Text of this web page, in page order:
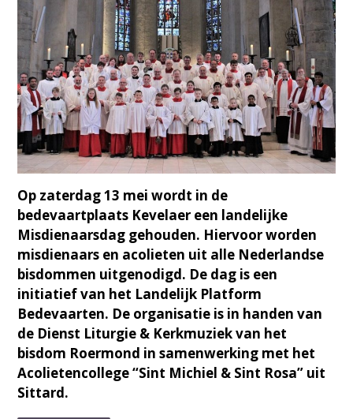
Op zaterdag 13 mei wordt in de
bedevaartplaats Kevelaer een landelijke
Misdienaarsdag gehouden. Hiervoor worden
misdienaars en acolieten uit alle Nederlandse
bisdommen uitgenodigd. De dag is een
initiatief van het Landelijk Platform
Bedevaarten. De organisatie is in handen van
de Dienst Liturgie & Kerkmuziek van het
bisdom Roermond in samenwerking met het
Acolietencollege “Sint Michiel & Sint Rosa” uit
Sittard.